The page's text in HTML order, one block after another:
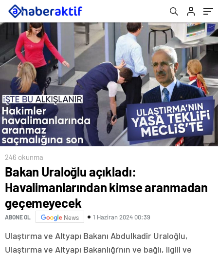
246 okunma
Bakan Uraloğlu açıkladı:
Havalimanlarından kimse aranmadan
geçemeyecek
ABONE OL News 1 Haziran 2024 00:39
Ulaştırma ve Altyapı Bakanı Abdulkadir Uraloğlu,
Ulaştırma ve Altyapı Bakanlığı’nın ve bağlı, ilgili ve